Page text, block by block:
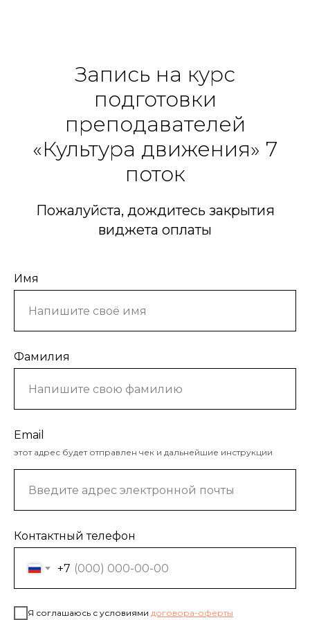
Запись на курс
подготовки
преподавателей
«Культура движения» 7
поток
Пожалуйста, дождитесь закрытия
виджета оплаты
Имя
Фамилия
Email
этот адрес будет отправлен чек и дальнейшие инструкции
Контактный телефон
+7
Я соглашаюсь с условиями договора-оферты